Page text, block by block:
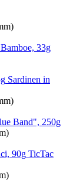
33g
Sardinen in
Band", 250g
TicTac